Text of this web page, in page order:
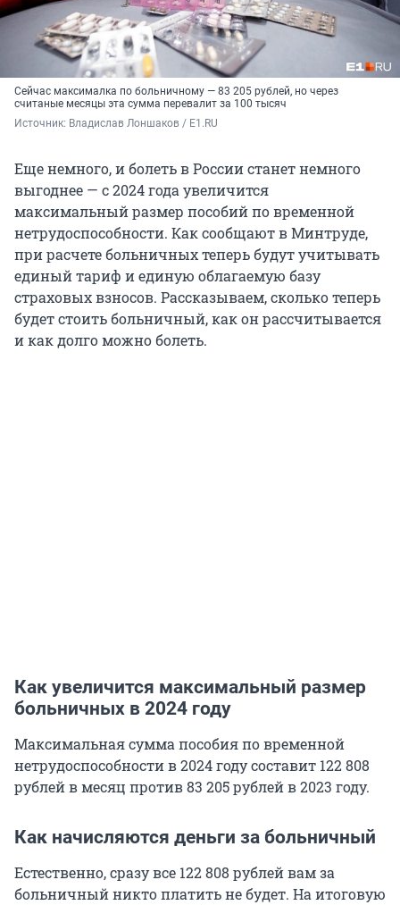
Сейчас максималка по больничному — 83 205 рублей, но через
считаные месяцы эта сумма перевалит за 100 тысяч
Источник: Владислав Лоншаков / E1.RU
Еще немного, и болеть в России станет немного
выгоднее — с 2024 года увеличится
максимальный размер пособий по временной
нетрудоспособности. Как сообщают в Минтруде,
при расчете больничных теперь будут учитывать
единый тариф и единую облагаемую базу
страховых взносов. Рассказываем, сколько теперь
будет стоить больничный, как он рассчитывается
и как долго можно болеть.
Как увеличится максимальный размер
больничных в 2024 году
Максимальная сумма пособия по временной
нетрудоспособности в 2024 году составит 122 808
рублей в месяц против 83 205 рублей в 2023 году.
Как начисляются деньги за больничный
Естественно, сразу все 122 808 рублей вам за
больничный никто платить не будет. На итоговую